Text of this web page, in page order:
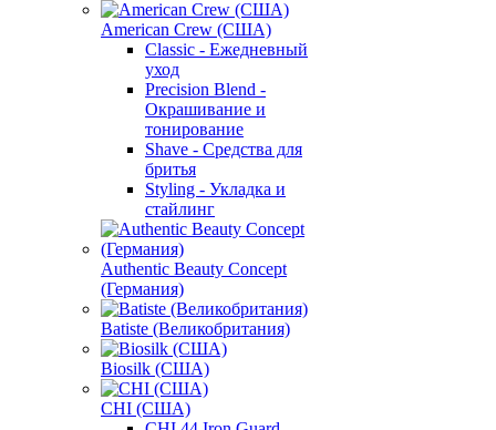
American Crew (США)
Classic - Ежедневный
уход
Precision Blend -
Окрашивание и
тонирование
Shave - Средства для
бритья
Styling - Укладка и
стайлинг
Authentic Beauty Concept
(Германия)
Batiste (Великобритания)
Biosilk (США)
CHI (США)